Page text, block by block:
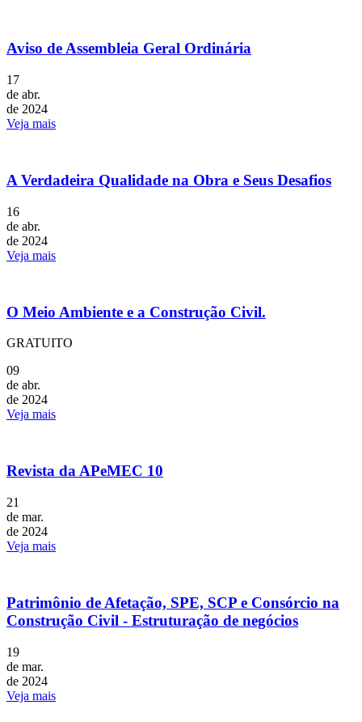
Aviso de Assembleia Geral Ordinária
17
de abr.
de 2024
Veja mais
A Verdadeira Qualidade na Obra e Seus Desafios
16
de abr.
de 2024
Veja mais
O Meio Ambiente e a Construção Civil.
GRATUITO
09
de abr.
de 2024
Veja mais
Revista da APeMEC 10
21
de mar.
de 2024
Veja mais
Patrimônio de Afetação, SPE, SCP e Consórcio na
Construção Civil - Estruturação de negócios
19
de mar.
de 2024
Veja mais